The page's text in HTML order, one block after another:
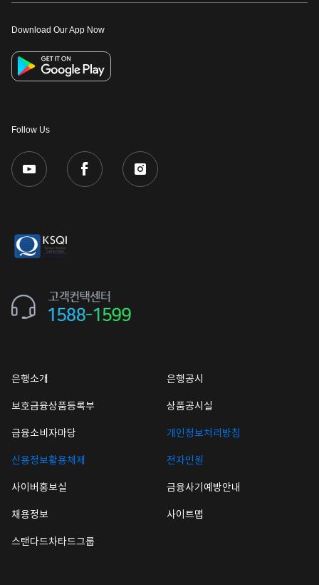
Download Our App Now
Follow Us
은행소개 은행공시
보호금융상품등록부 상품공시실
금융소비자마당 개인정보처리방침
신용정보활용체제 전자민원
사이버홍보실 금융사기예방안내
채용정보 사이트맵
스탠다드차타드그룹